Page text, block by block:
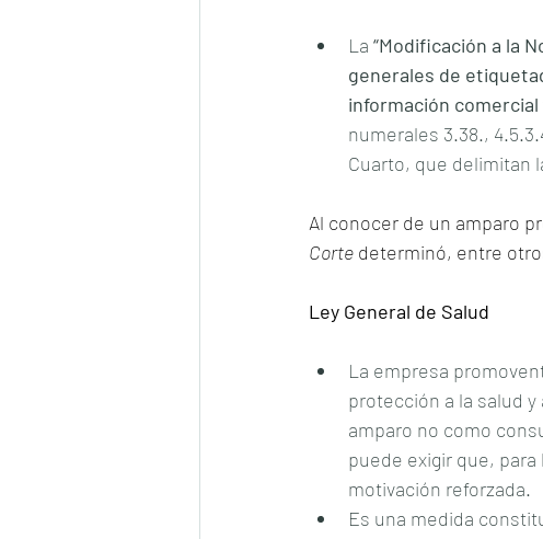
La “Modificación a la
generales de
información comercial
numerales 3.38.,
Cuarto, que delimitan
Al conocer de un amparo
Corte determinó, entre
Ley General de Salud
La empresa
protección a la salud
amparo no como
puede exigir que,
motivación reforzada.
Es una medida